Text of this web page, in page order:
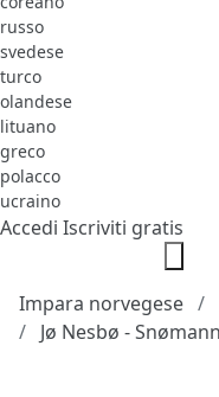
russo
svedese
turco
olandese
lituano
greco
polacco
ucraino
Accedi Iscriviti gratis
Impara norvegese
Jø Nesbø -